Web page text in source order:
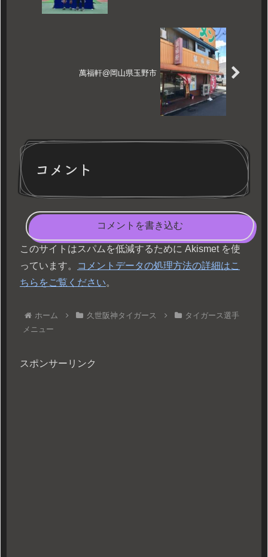
萬福軒@岡山県玉野市
コメント
コメントを書き込む
このサイトはスパムを低減するために Akismet を使
っています。
コメントデータの処理方法の詳細はこ
ちらをご覧ください。
ホーム 久世阪神タイガース
タイガース選手
メニュー
スポンサーリンク